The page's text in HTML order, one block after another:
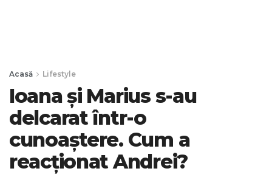
Acasă Lifestyle
Ioana și Marius s-au
delcarat într-o
cunoaștere. Cum a
reacționat Andrei?